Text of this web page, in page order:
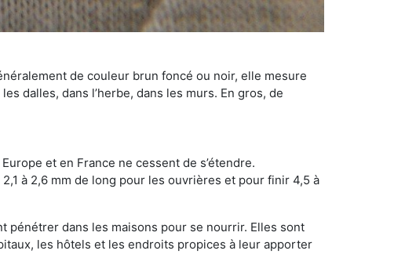
de couleur brun foncé ou noir, elle mesure
dalles, dans l’herbe, dans les murs. En gros, de
et en France ne cessent de s’étendre.
à 2,6 mm de long pour les ouvrières et pour finir 4,5 à
pénétrer dans les maisons pour se nourrir. Elles sont
les hôtels et les endroits propices à leur apporter